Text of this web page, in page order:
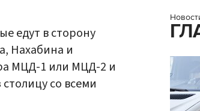
едут в сторону
Нахабина и
МЦД-1 или МЦД-2 и
со всеми